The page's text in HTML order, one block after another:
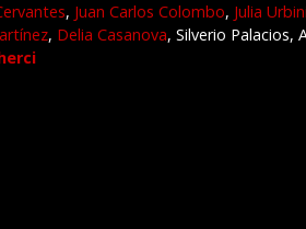
, Juan Carlos Colombo, Julia Urbini
, Delia Casanova, Silverio Palacios,